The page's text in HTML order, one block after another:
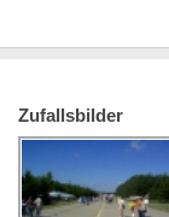
Zufallsbilder